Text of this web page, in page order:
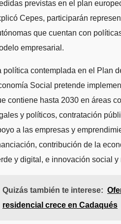
previstas en el plan
Cepes, participarán
que cuentan con
empresarial.
política contemplada en el Plan
Social pretende
contiene hasta 2030 en áreas
y políticos, contratación
a las empresas y
contribución de la
y digital, e innovación social y
Quizás también te interese:
residencial crece en Cadaqués